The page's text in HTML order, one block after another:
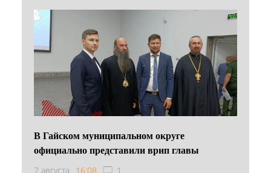
В Гайском муниципальном округе
официально представили врип главы
7 августа 16:08 1